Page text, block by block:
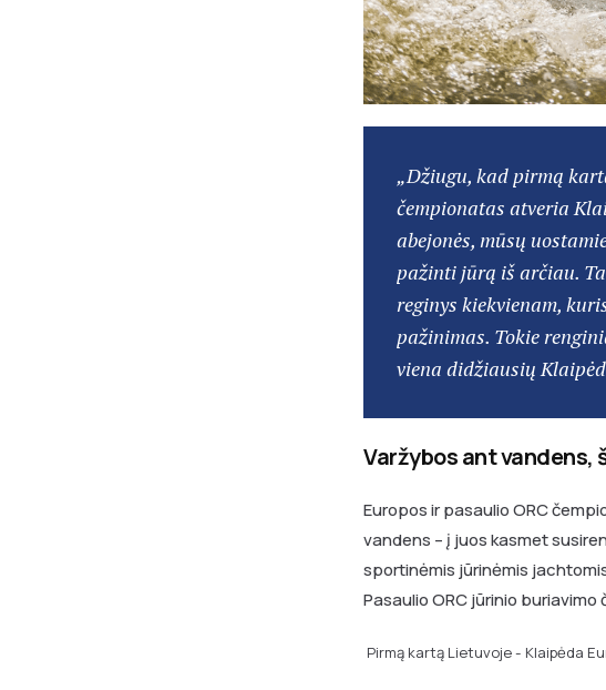
„Džiugu, kad pirmą
čempionatas atveria
abejonės, mūsų
pažinti jūrą iš arčiau.
reginys kiekvienam,
pažinimas. Tokie
viena didžiausių
Varžybos ant vandens,
Europos ir pasaulio ORC
vandens – į juos kasmet
sportinėmis jūrinėmis
Pasaulio ORC jūrinio
Pirmą kartą Lietuvoje - Klaipėda